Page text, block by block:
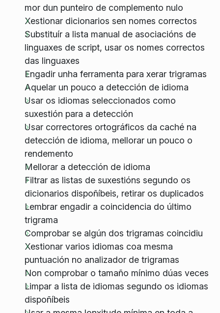
mor dun punteiro de complemento nulo
Xestionar dicionarios sen nomes correctos
Substituír a lista manual de asociacións de
linguaxes de script, usar os nomes correctos
das linguaxes
Engadir unha ferramenta para xerar trigramas
Aquelar un pouco a detección de idioma
Usar os idiomas seleccionados como
suxestión para a detección
Usar correctores ortográficos da caché na
detección de idioma, mellorar un pouco o
rendemento
Mellorar a detección de idioma
Filtrar as listas de suxestións segundo os
dicionarios dispoñíbeis, retirar os duplicados
Lembrar engadir a coincidencia do último
trigrama
Comprobar se algún dos trigramas coincidiu
Xestionar varios idiomas coa mesma
puntuación no analizador de trigramas
Non comprobar o tamaño mínimo dúas veces
Limpar a lista de idiomas segundo os idiomas
dispoñíbeis